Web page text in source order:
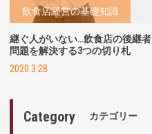
飲食店経営の基礎知識
継ぐ人がいない…飲食店の後継者
問題を解決する3つの切り札
2020.3.28
Category カテゴリー